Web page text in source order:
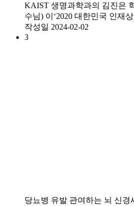
KAIST 생명과학과의 김진은
수님) 이‘2020 대한민국 인재
작성일 2024-02-02
3
당뇨병 유발 관여하는 뇌 신경